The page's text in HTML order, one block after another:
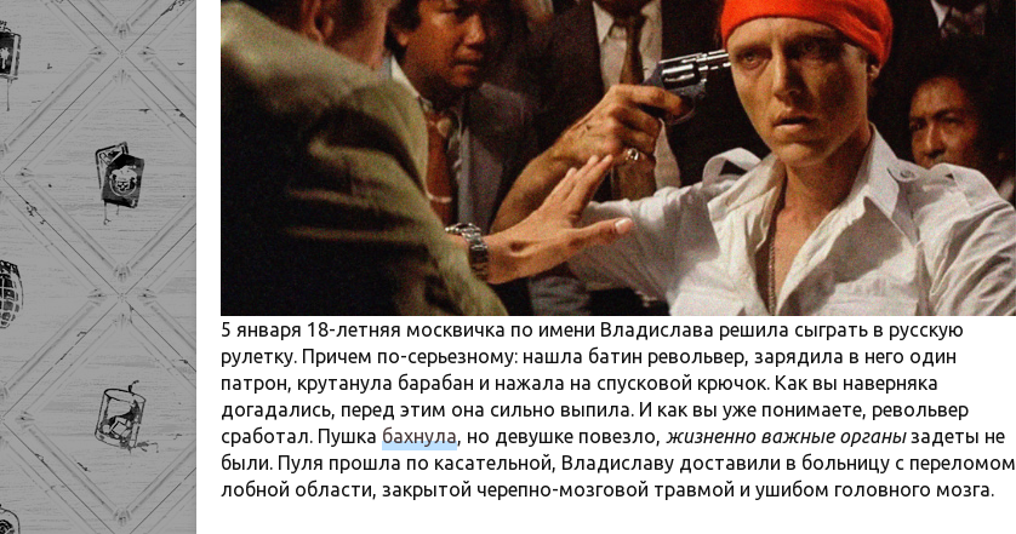
5 января 18-летняя москвичка по имени Владислава решила сыграть в русскую
рулетку. Причем по-серьезному: нашла батин револьвер, зарядила в него один
патрон, крутанула барабан и нажала на спусковой крючок. Как вы наверняка
догадались, перед этим она сильно выпила. И как вы уже понимаете, револьвер
сработал. Пушка бахнула, но девушке повезло, жизненно важные органызадеты не
были. Пуля прошла по касательной, Владиславу доставили в больницу с переломом
лобной области, закрытой черепно-мозговой травмой и ушибом головного мозга.